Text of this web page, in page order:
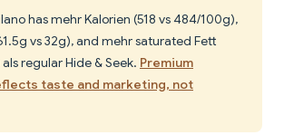
has mehr Kalorien (518 vs 484/100g),
vs 32g), and mehr saturated Fett
regular Hide & Seek. Premium
taste and marketing, not